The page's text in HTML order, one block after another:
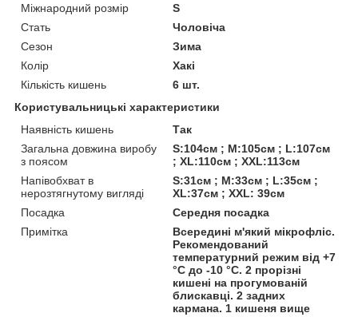
Міжнародний розмір
S
Стать
Чоловіча
Сезон
Зима
Колір
Хакі
Кількість кишень
6 шт.
Користувальницькі характеристики
Наявність кишень
Так
Загальна довжина виробу
з поясом
S:104см ; M:105см ; L:107см
; XL:110см ; XXL:113см
Напівобхват в
нерозтягнутому вигляді
S:31см ; M:33см ; L:35см ;
XL:37см ; XXL: 39см
Посадка
Середня посадка
Примітка
Всередині м'який мікрофліс.
Рекомендований
температурний режим від +7
°C до -10 °C. 2 прорізні
кишені на прогумованій
блискавці. 2 задних
кармана. 1 кишеня вище